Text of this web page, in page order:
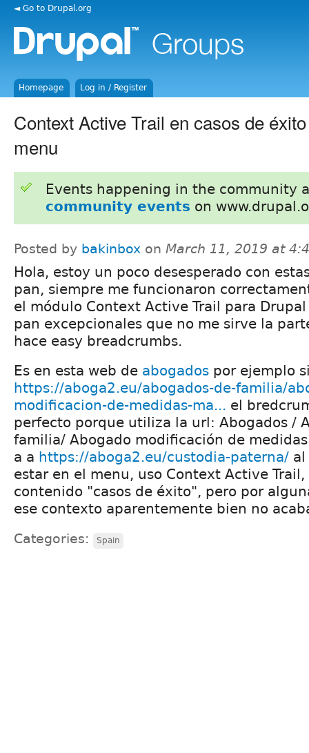
◄ Go to Drupal.org
Homepage Log in / Register
Context Active Trail en casos de
menu
Events happening in the community
community events on
Posted by bakinbox on March 11, 2019 at
Hola, estoy un poco desesperado con
pan, siempre me funcionaron
el módulo Context Active Trail para
pan excepcionales que no me sirve la
hace easy breadcrumbs.
Es en esta web de abogados por ejemplo
https://aboga2.eu/abogados-de-familia/
modificacion-de-medidas-ma... el
perfecto porque utiliza la url: Abogados /
familia/ Abogado modificación de
a a https://aboga2.eu/custodia-paterna/ al
estar en el menu, uso Context Active
contenido "casos de éxito", pero por
ese contexto aparentemente bien no
Categories: Spain